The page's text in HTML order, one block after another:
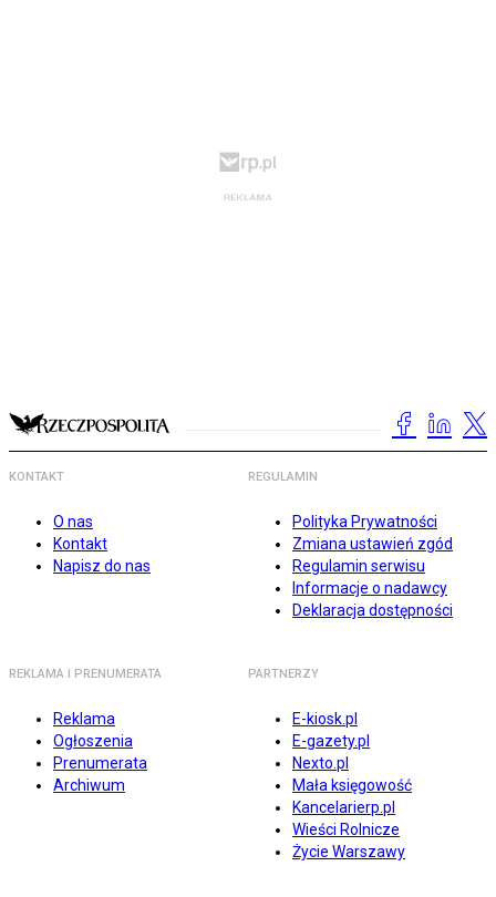
KONTAKT
O nas
Kontakt
Napisz do nas
REGULAMIN
Polityka Prywatności
Zmiana ustawień zgód
Regulamin serwisu
Informacje o nadawcy
Deklaracja dostępności
REKLAMA I PRENUMERATA
Reklama
Ogłoszenia
Prenumerata
Archiwum
PARTNERZY
E-kiosk.pl
E-gazety.pl
Nexto.pl
Mała księgowość
Kancelarierp.pl
Wieści Rolnicze
Życie Warszawy